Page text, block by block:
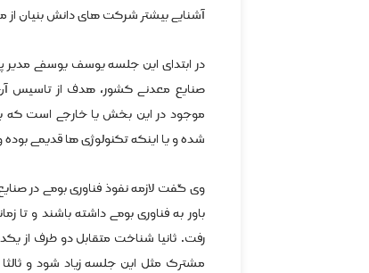
آشنایی بیشتر شرکت های دانش بنیان
در ابتدای این جلسه یوسف یوسفی
صنایع معدنی کشور، هدف از تاسیس آن
موجود در این بخش یا خارجی است که
شده و یا اینکه تکنولوژی ها قدیمی بوده
وی گفت لازمه نفوذ فناوری بومی در
باور به فناوری بومی داشته باشند و تا
رفت. ثانیا شناخت متقابل دو طرف از
مشترک مثل این جلسه زیاد شود و